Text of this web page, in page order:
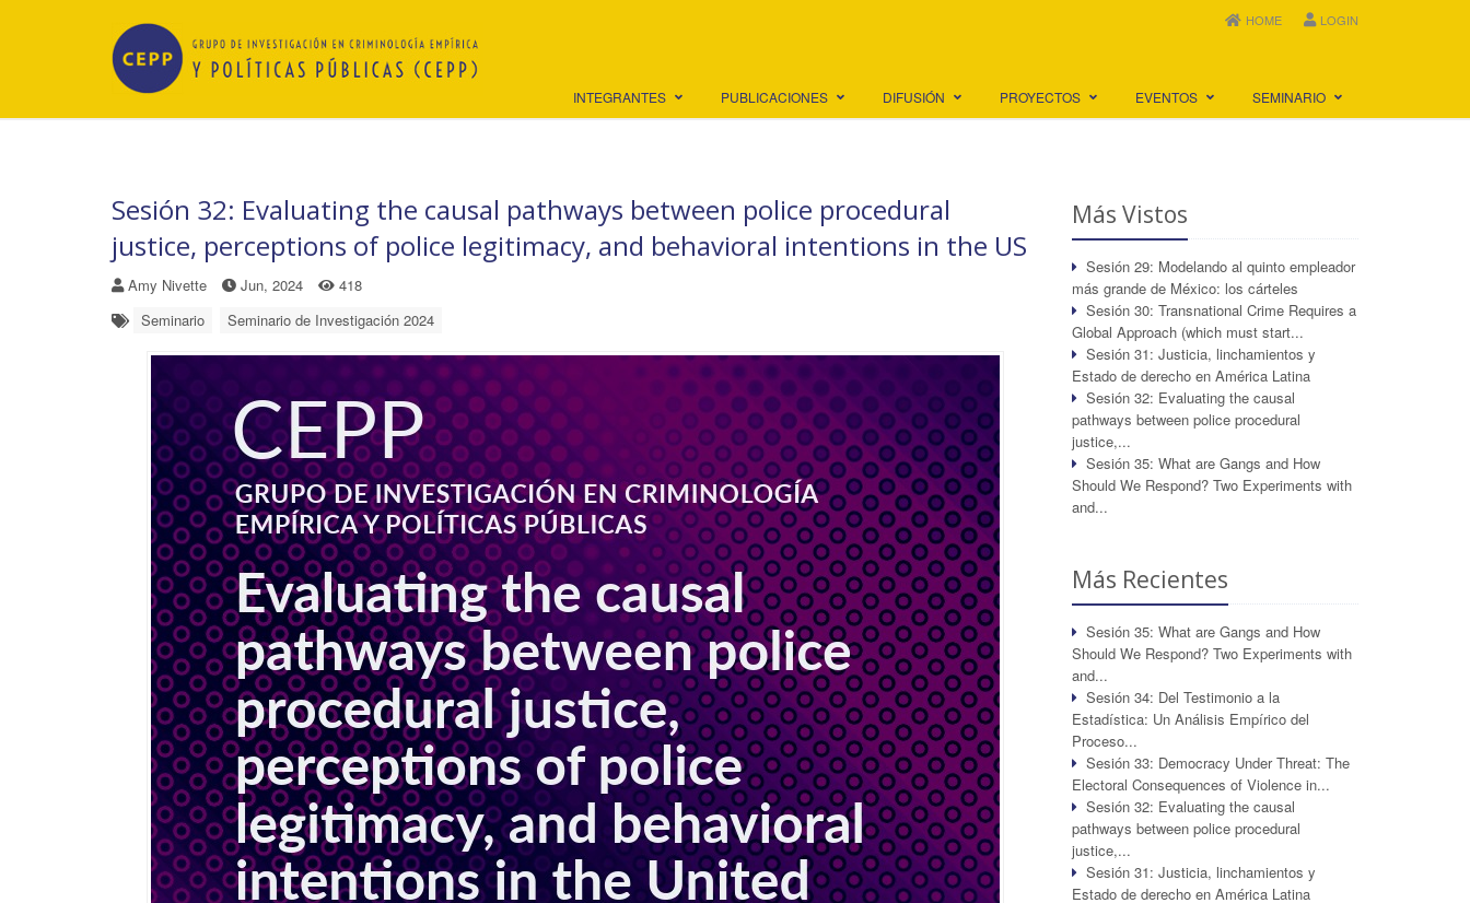
HOME LOGIN
INTEGRANTES PUBLICACIONES DIFUSIÓN PROYECTOS EVENTOS SEMINARIO
Sesión 32: Evaluating the causal pathways between police procedural
justice, perceptions of police legitimacy, and behavioral intentions in the US
Amy Nivette Jun, 2024
418
Seminario
Seminario de Investigación 2024
Más Vistos
Sesión 29: Modelando al quinto empleador
más grande de México: los cárteles
Sesión 30: Transnational Crime Requires a
Global Approach (which must start...
Sesión 31: Justicia, linchamientos y
Estado de derecho en América Latina
Sesión 32: Evaluating the causal
pathways between police procedural
justice,...
Sesión 35: What are Gangs and How
Should We Respond? Two Experiments with
and...
Más Recientes
Sesión 35: What are Gangs and How
Should We Respond? Two Experiments with
and...
Sesión 34: Del Testimonio a la
Estadística: Un Análisis Empírico del
Proceso...
Sesión 33: Democracy Under Threat: The
Electoral Consequences of Violence in...
Sesión 32: Evaluating the causal
pathways between police procedural
justice,...
Sesión 31: Justicia, linchamientos y
Estado de derecho en América Latina